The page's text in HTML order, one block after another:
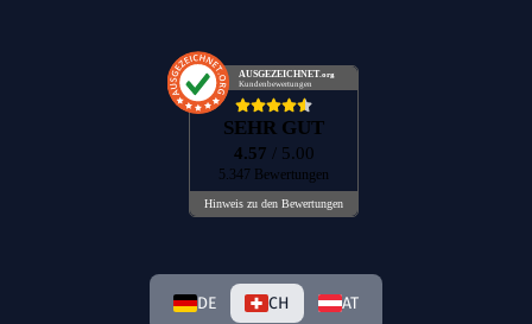
AUSGEZEICHNET .org
Kundenbewertungen
SEHR GUT
4.57 / 5.00
5.347 Bewertungen
Hinweis zu den Bewertungen
DE CH AT